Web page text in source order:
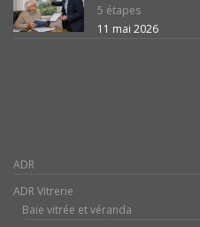
5 étapes
11 mai 2026
ADR
ADR Vitrerie
Baie vitrée et véranda